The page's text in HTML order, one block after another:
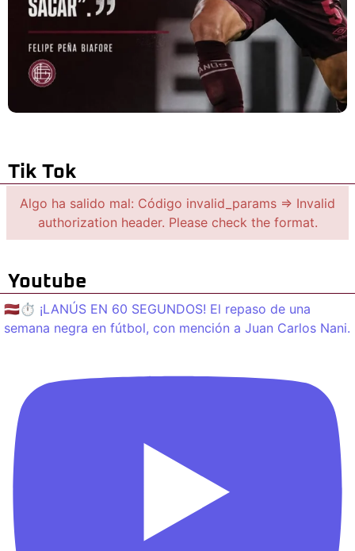
Tik Tok
Algo ha salido mal: Código invalid_params => Invalid
authorization header. Please check the format.
Youtube
🇱🇻⏱️ ¡LANÚS EN 60 SEGUNDOS! El repaso de una
semana negra en fútbol, con mención a Juan Carlos Nani.